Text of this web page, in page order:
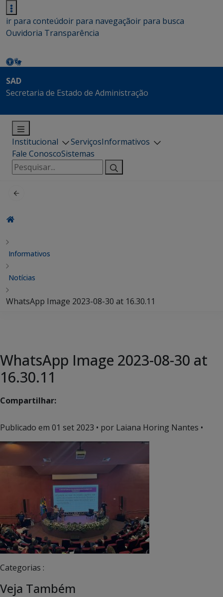
ir para conteúdoir para navegaçãoir para busca
Ouvidoria Transparência
SAD
Secretaria de Estado de Administração
Institucional ServiçosInformativos
Fale ConoscoSistemas
Pesquisar
por:
Informativos
Notícias
WhatsApp Image 2023-08-30 at 16.30.11
WhatsApp Image 2023-08-30 at
16.30.11
Compartilhar:
Publicado em 01 set 2023 • por Laiana Horing Nantes •
Categorias :
Veja Também